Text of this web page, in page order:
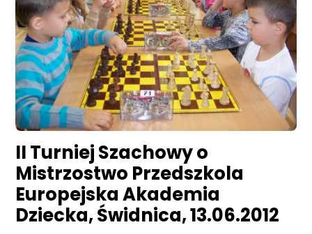
II Turniej Szachowy o
Mistrzostwo Przedszkola
Europejska Akademia
Dziecka, Świdnica, 13.06.2012